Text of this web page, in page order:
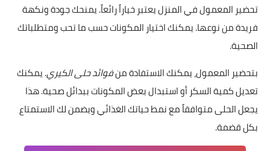
تحضير المعمول في المنزل يعتبر خياراً رائعاً. يمنحك جودة ونكهة
فريدة من نوعها. يمكنك اختيار المكونات حسب ما تحب ومتطلباتك
الصحية.
بتحضير المعمول، يمكنك الاستفادة منفوائد حلى الكيري. يمكنك
تعديل كمية السكر أو استبدال بعض المكونات ببدائل صحية. هذا
يجعل الحلى متوافقاً مع نمط حياتك الغذائي ويضمن لك الاستمتاع
بكل قضمة.